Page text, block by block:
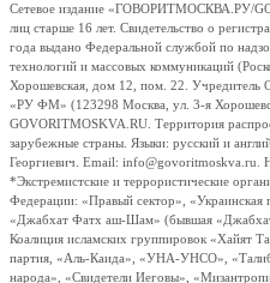
Сетевое издание «ГОВОРИТМОСКВА.РУ/
лиц старше 16 лет. Свидетельство о
года выдано Федеральной службой по
технологий и массовых коммуникаций
Хорошевская, дом 12, пом. 22. Учредитель
«РУ ФМ» (123298 Москва, ул. 3-я
GOVORITMOSKVA.RU. Территория
зарубежные страны. Языки: русский и
Георгиевич. Email: info@govoritmoskva.ru.
*Экстремистские и террористические
Федерации: «Правый сектор»,
«Джабхат Фатх аш-Шам» (бывшая
Коалиция исламских группировок «Хайят
партия, «Аль-Каида», «УНА-УНСО»,
народа», «Свидетели Иеговы»,